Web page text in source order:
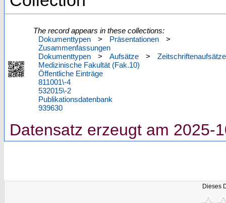
The record appears in these collections:
Dokumenttypen
> Präsentationen
>
Zusammenfassungen
Dokumenttypen
> Aufsätze >
Zeitschriftenaufsätze
Medizinische Fakultät (Fak.10)
Öffentliche Einträge
811001\-4
532015\-2
Publikationsdatenbank
939630
Datensatz erzeugt am 2025-
Dieses